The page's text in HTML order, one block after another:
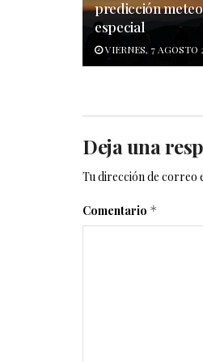
predicción
especial
VIERNES, 7 AGOSTO
Deja una
Tu dirección de correo
Comentario *